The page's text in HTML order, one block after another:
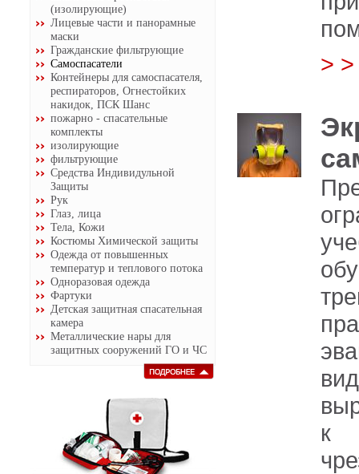
(изолирующие)
Лицевые части и панорамные
маски
Гражданские фильтрующие
Самоспасатели
Контейнеры для самоспасателя,
респираторов, Огнестойких
накидок, ПСК Шанс
пожарно - спасательные
комплекты
изолирующие
фильтрующие
Средства Индивидульной
Защиты
Рук
Глаз, лица
Тела, Кожи
Костюмы Химической защиты
Одежда от повышенных
температур и теплового потока
Одноразовая одежда
Фартуки
Детская защитная спасательная
камера
Металлические нары для
защитных сооружений ГО и ЧС
>
к